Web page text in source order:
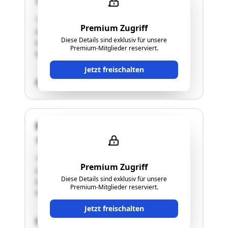
Premium Zugriff
Diese Details sind exklusiv für unsere
Premium-Mitglieder reserviert.
Jetzt freischalten
ohne Keller und ohne
DachbodenausbauEingeschoßiges
Nebengebäude"
SCHÄTZWERT
Premium Zugriff
Diese Details sind exklusiv für unsere
Premium-Mitglieder reserviert.
Jetzt freischalten
Reinberg-Litschau 34
ohne Keller und ohne
DachbodenausbauEingeschoßiges
Nebengebäude"
SCHÄTZWERT